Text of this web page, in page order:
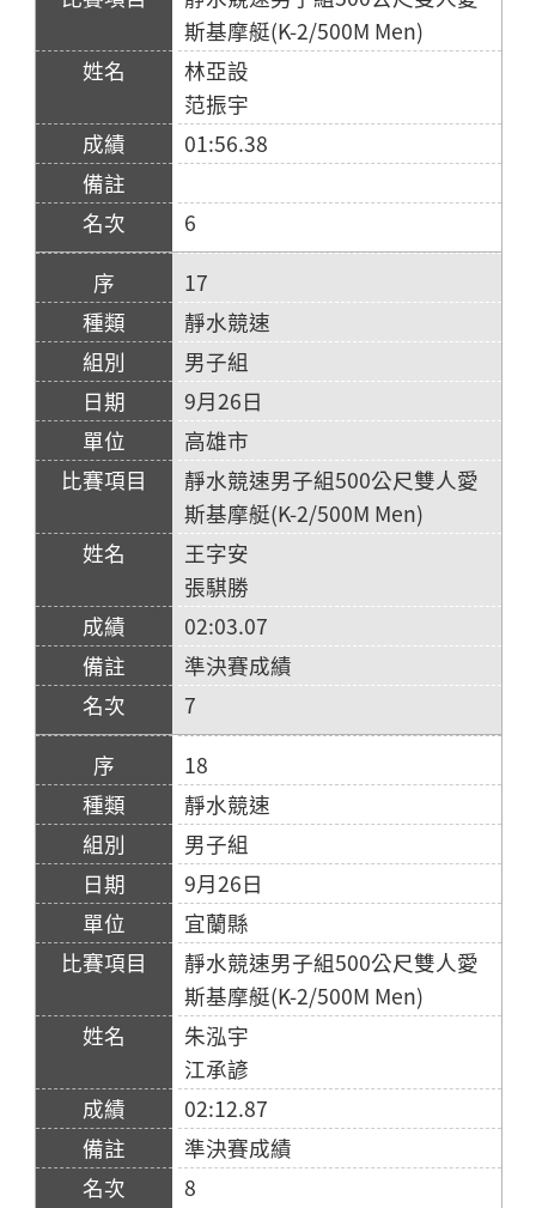
斯基摩艇(K-2/500M Men)
林亞設
范振宇
01:56.38
6
17
靜水競速
男子組
9月26日
高雄市
靜水競速男子組500公尺雙人愛
斯基摩艇(K-2/500M Men)
王字安
張騏勝
02:03.07
準決賽成績
7
18
靜水競速
男子組
9月26日
宜蘭縣
靜水競速男子組500公尺雙人愛
斯基摩艇(K-2/500M Men)
朱泓宇
江承諺
02:12.87
準決賽成績
8